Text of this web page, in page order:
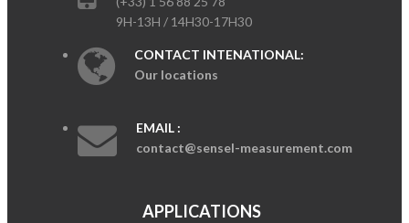
9H-13H / 14H30-17H30
CONTACT INTENATIONAL:
Our locations
EMAIL :
contact@sensel-measurement.com
APPLICATIONS